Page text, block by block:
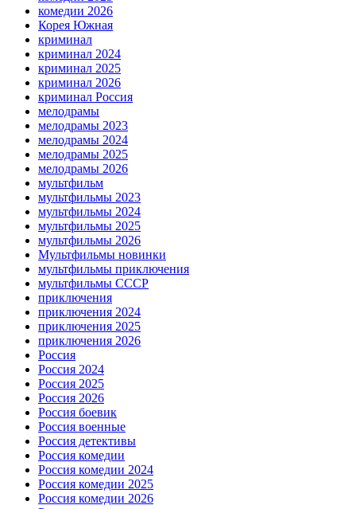
комедии 2026
Корея Южная
криминал
криминал 2024
криминал 2025
криминал 2026
криминал Россия
мелодрамы
мелодрамы 2023
мелодрамы 2024
мелодрамы 2025
мелодрамы 2026
мультфильм
мультфильмы 2023
мультфильмы 2024
мультфильмы 2025
мультфильмы 2026
Мультфильмы новинки
мультфильмы приключения
мультфильмы СССР
приключения
приключения 2024
приключения 2025
приключения 2026
Россия
Россия 2024
Россия 2025
Россия 2026
Россия боевик
Россия военные
Россия детективы
Россия комедии
Россия комедии 2024
Россия комедии 2025
Россия комедии 2026